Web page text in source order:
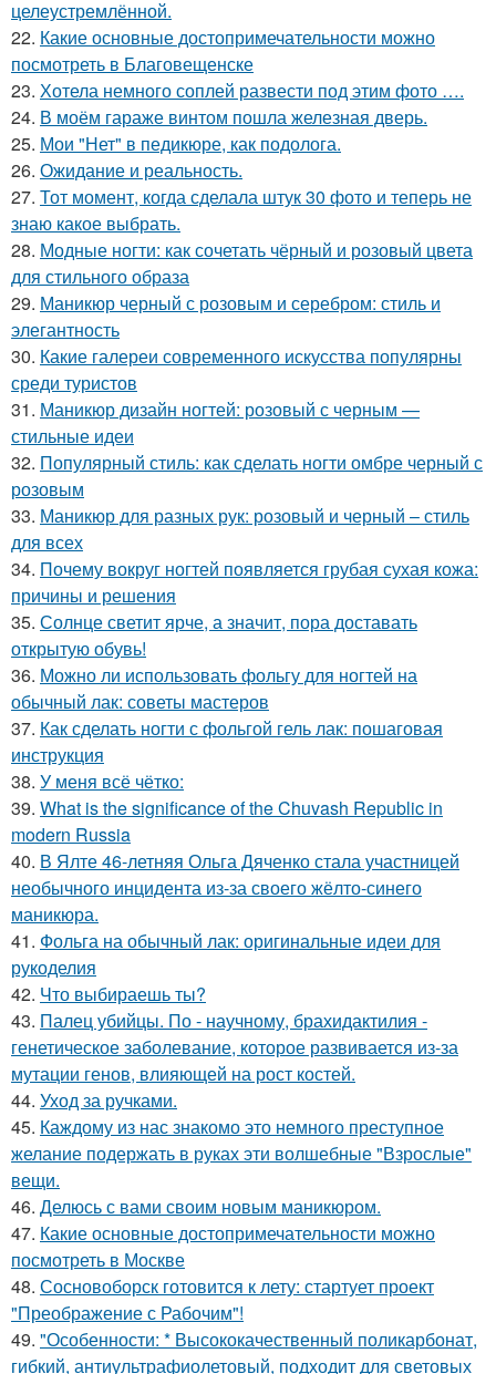
целеустремлённой.
22. Какие основные достопримечательности можно
посмотреть в Благовещенске
23. Хотела немного соплей развести под этим фото ….
24. В моём гараже винтом пошла железная дверь.
25. Мои "Нет" в педикюре, как подолога.
26. Ожидание и реальность.
27. Тот момент, когда сделала штук 30 фото и теперь не
знаю какое выбрать.
28. Модные ногти: как сочетать чёрный и розовый цвета
для стильного образа
29. Маникюр черный с розовым и серебром: стиль и
элегантность
30. Какие галереи современного искусства популярны
среди туристов
31. Маникюр дизайн ногтей: розовый с черным —
стильные идеи
32. Популярный стиль: как сделать ногти омбре черный с
розовым
33. Маникюр для разных рук: розовый и черный – стиль
для всех
34. Почему вокруг ногтей появляется грубая сухая кожа:
причины и решения
35. Солнце светит ярче, а значит, пора доставать
открытую обувь!
36. Можно ли использовать фольгу для ногтей на
обычный лак: советы мастеров
37. Как сделать ногти с фольгой гель лак: пошаговая
инструкция
38. У меня всё чётко:
39. What is the significance of the Chuvash Republic in
modern Russia
40. В Ялте 46-летняя Ольга Дяченко стала участницей
необычного инцидента из-за своего жёлто-синего
маникюра.
41. Фольга на обычный лак: оригинальные идеи для
рукоделия
42. Что выбираешь ты?
43. Палец убийцы. По - научному, брахидактилия -
генетическое заболевание, которое развивается из-за
мутации генов, влияющей на рост костей.
44. Уход за ручками.
45. Каждому из нас знакомо это немного преступное
желание подержать в руках эти волшебные "Взрослые"
вещи.
46. Делюсь с вами своим новым маникюром.
47. Какие основные достопримечательности можно
посмотреть в Москве
48. Сосновоборск готовится к лету: стартует проект
"Преображение с Рабочим"!
49. "Особенности: * Высококачественный поликарбонат,
гибкий, антиультрафиолетовый, подходит для световых